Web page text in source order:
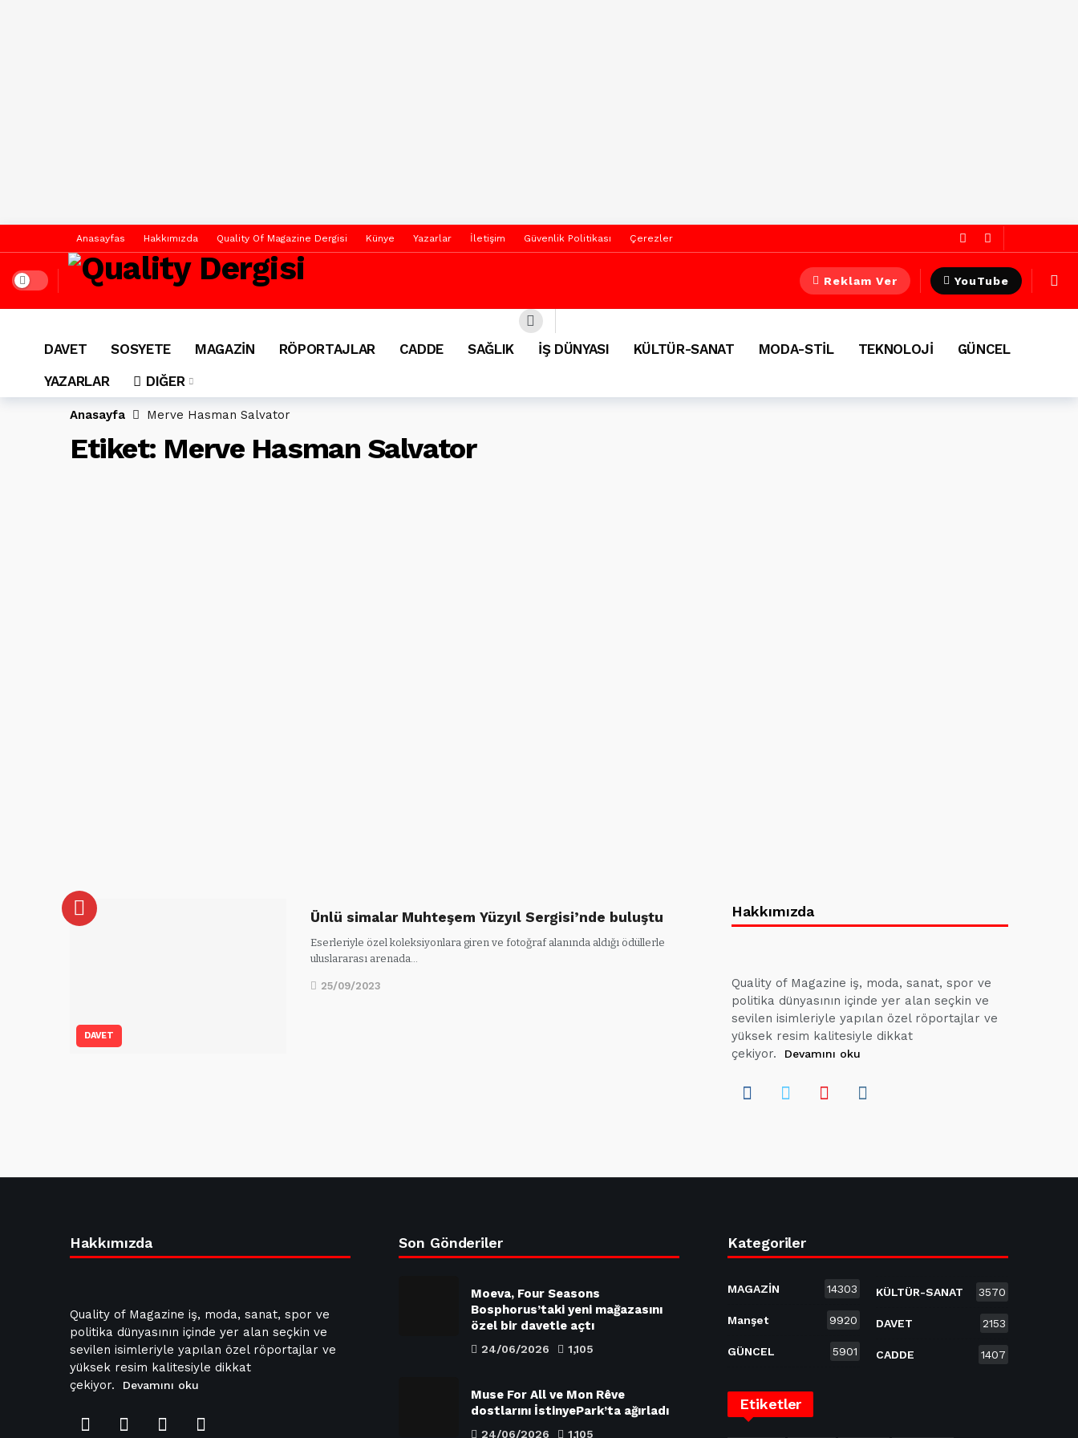
Anasayfas Hakkımızda Quality Of Magazine Dergisi Künye Yazarlar İletişim Güvenlik Politikası Çerezler
Dark mode Reklam Ver YouTube
DAVET SOSYETE MAGAZİN RÖPORTAJLAR CADDE SAĞLIK İŞ DÜNYASI KÜLTÜR-SANAT MODA-STİL TEKNOLOJİ
GÜNCEL
YAZARLAR
DIĞER
Anasayfa Merve Hasman Salvator
Etiket: Merve Hasman Salvator
DAVET
Ünlü simalar Muhteşem Yüzyıl Sergisi’nde buluştu
Eserleriyle özel koleksiyonlara giren ve fotoğraf alanında aldığı ödüllerle
uluslararası arenada…
25/09/2023
Hakkımızda
Quality of Magazine iş, moda, sanat, spor ve
politika dünyasının içinde yer alan seçkin ve
sevilen isimleriyle yapılan özel röportajlar ve
yüksek resim kalitesiyle dikkat
çekiyor.
Devamını oku
Hakkımızda
Quality of Magazine iş, moda, sanat, spor ve
politika dünyasının içinde yer alan seçkin ve
sevilen isimleriyle yapılan özel röportajlar ve
yüksek resim kalitesiyle dikkat
çekiyor.
Devamını oku
Son Gönderiler
Moeva, Four Seasons
Bosphorus’taki yeni mağazasını
özel bir davetle açtı
24/06/2026 1,105
Muse For All ve Mon Rêve
dostlarını İstinyePark’ta ağırladı
24/06/2026 1,105
Kategoriler
MAGAZİN 14303
Manşet 9920
GÜNCEL 5901
KÜLTÜR-SANAT 3570
DAVET 2153
CADDE 1407
Etiketler